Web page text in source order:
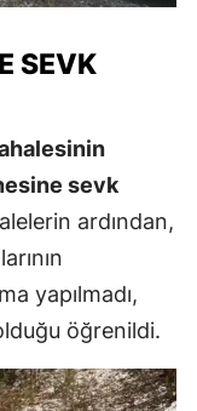
SEVK
sevk
ardından,
yapılmadı,
öğrenildi.